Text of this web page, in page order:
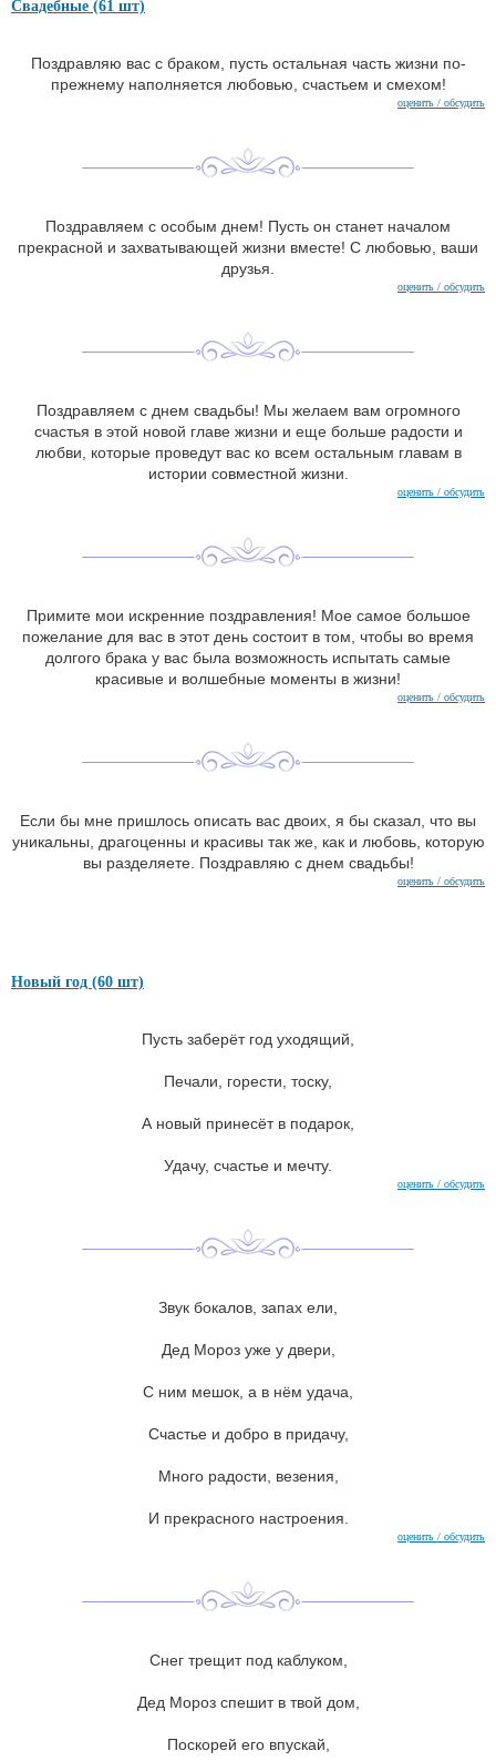
Свадебные (61 шт)
Поздравляю вас с браком, пусть остальная часть жизни по-
прежнему наполняется любовью, счастьем и смехом!
оценить / обсудить
Поздравляем с особым днем! Пусть он станет началом
прекрасной и захватывающей жизни вместе! С любовью, ваши
друзья.
оценить / обсудить
Поздравляем с днем свадьбы! Мы желаем вам огромного
счастья в этой новой главе жизни и еще больше радости и
любви, которые проведут вас ко всем остальным главам в
истории совместной жизни.
оценить / обсудить
Примите мои искренние поздравления! Мое самое большое
пожелание для вас в этот день состоит в том, чтобы во время
долгого брака у вас была возможность испытать самые
красивые и волшебные моменты в жизни!
оценить / обсудить
Если бы мне пришлось описать вас двоих, я бы сказал, что вы
уникальны, драгоценны и красивы так же, как и любовь, которую
вы разделяете. Поздравляю с днем свадьбы!
оценить / обсудить
Новый год (60 шт)
Пусть заберёт год уходящий,
Печали, горести, тоску,
А новый принесёт в подарок,
Удачу, счастье и мечту.
оценить / обсудить
Звук бокалов, запах ели,
Дед Мороз уже у двери,
С ним мешок, а в нём удача,
Счастье и добро в придачу,
Много радости, везения,
И прекрасного настроения.
оценить / обсудить
Снег трещит под каблуком,
Дед Мороз спешит в твой дом,
Поскорей его впускай,